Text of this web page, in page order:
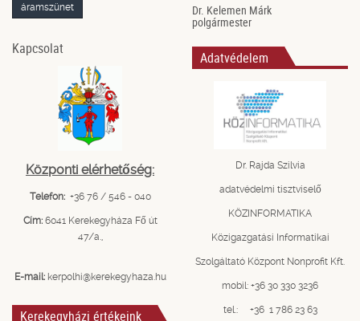
áramszünet
Kapcsolat
Központi elérhetőség:
Telefon: +36 76 / 546 - 040
Cím: 6041 Kerekegyháza Fő út
47/a.,
E-mail: kerpolhi@kerekegyhaza.hu
Kerekegyházi értékeink
Dr. Kelemen Márk
polgármester
Adatvédelem
Dr. Rajda Szilvia
adatvédelmi tisztviselő
KÖZINFORMATIKA
Közigazgatási Informatikai
Szolgáltató Központ Nonprofit Kft.
mobil: +36 30 330 3236
tel.: +36 1 786 23 63